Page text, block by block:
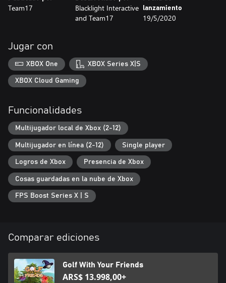
Team17
Blacklight Interactive
and Team17
lanzamiento
19/5/2020
Jugar con
XBOX One XBOX Series X|S
XBOX Cloud Gaming
Funcionalidades
Multijugador local de Xbox (2-12)
Multijugador en línea (2-12) Single player
Logros de Xbox Presencia de Xbox
Cosas guardadas en la nube de Xbox
FPS Boost Series X | S
Comparar ediciones
Golf With Your Friends
ARS$ 13.998,00+